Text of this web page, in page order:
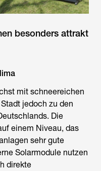
besonders attrakt
mit schneereichen
jedoch zu den
Die
einem Niveau, das
sehr gute
Solarmodule nutzen
direkte